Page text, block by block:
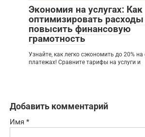
Экономия на услугах: Как
оптимизировать расходы
повысить финансовую
грамотность
Узнайте, как легко сэкономить до 20%
платежах! Сравните тарифы на услуги и
Добавить комментарий
Имя *